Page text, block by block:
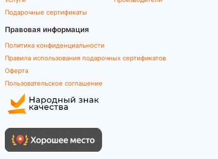
Подарочные сертификаты
Правовая информация
Политика конфиденциальности
Правила использования подарочных сертификатов
Оферта
Пользовательское соглашение